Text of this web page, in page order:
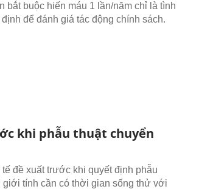
bắt buộc hiến máu 1 lần/năm chỉ là tình
để đánh giá tác động chính sách.
khi phẫu thuật chuyển
đề xuất trước khi quyết định phẫu
tính cần có thời gian sống thử với